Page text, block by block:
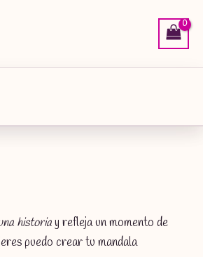
historiay refleja un momento de
puedo crear tu mandala